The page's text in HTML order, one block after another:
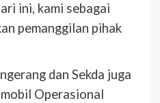
ini, kami sebagai
pemanggilan pihak
dan Sekda juga
Operasional